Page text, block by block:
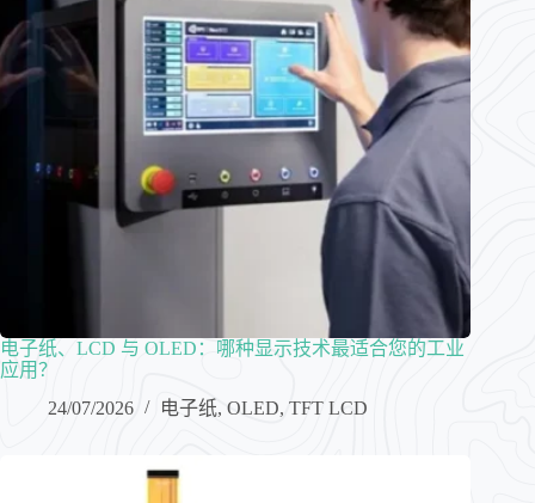
电子纸、LCD 与 OLED：哪种显示技术最适合您的工业
应用？
24/07/2026
电子纸, OLED, TFT LCD